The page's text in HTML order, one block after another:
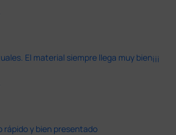
El material siempre llega muy bien¡¡¡
rápido y bien presentado